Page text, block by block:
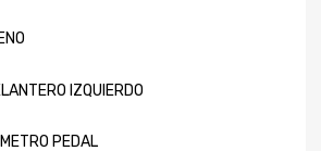
IZQUIERDO
PEDAL